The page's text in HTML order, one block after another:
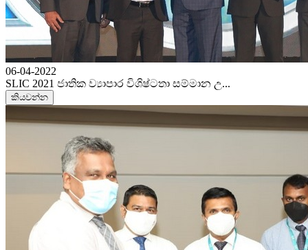
06-04-2022
SLIC 2021 ජාතික ව්‍යාපාර විශිෂ්ටතා සම්මාන උ...
කියවන්න